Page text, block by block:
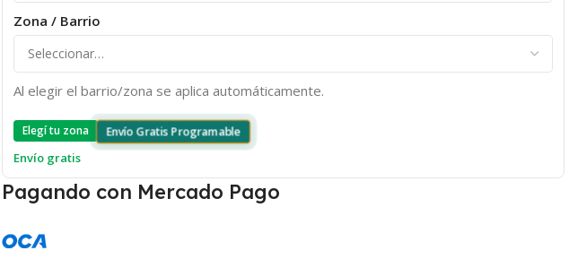
Zona / Barrio
Al elegir el barrio/zona se aplica automáticamente.
Elegí tu zona Envío Gratis Programable
Envío gratis
Pagando con Mercado Pago